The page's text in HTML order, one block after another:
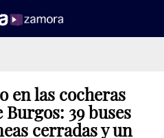
en las cocheras
39 buses
cerradas y un